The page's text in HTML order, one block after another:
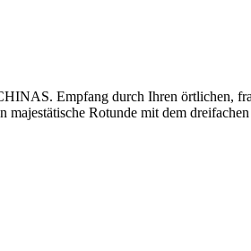
Empfang durch Ihren örtlichen,
Rotunde mit dem